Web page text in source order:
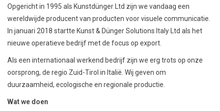
Opgericht in 1995 als Kunstdünger Ltd zijn we vandaag een
wereldwijde producent van producten voor visuele communicatie.
In januari 2018 startte Kunst & Dünger Solutions Italy Ltd als het
nieuwe operatieve bedrijf met de focus op export.
Als een internationaal werkend bedrijf zijn we erg trots op onze
oorsprong, de regio Zuid-Tirol in Italië. Wij geven om
duurzaamheid, ecologische en regionale productie.
Wat we doen